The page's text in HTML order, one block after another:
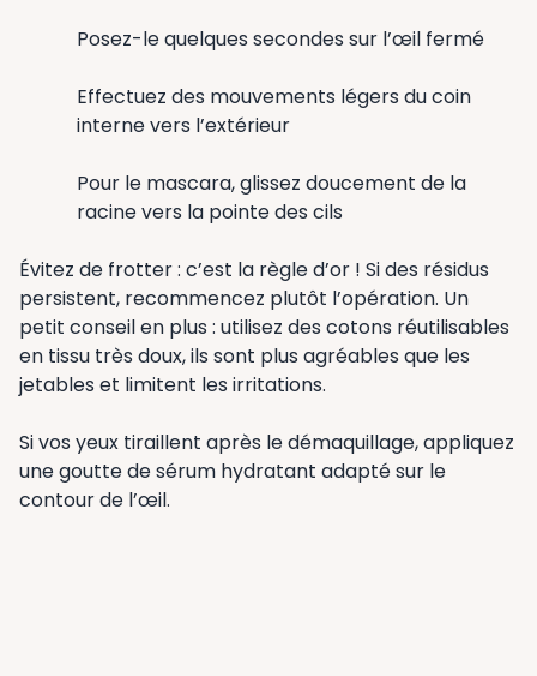
Posez-le quelques secondes sur l’œil fermé
Effectuez des mouvements légers du coin
interne vers l’extérieur
Pour le mascara, glissez doucement de la
racine vers la pointe des cils
Évitez de frotter : c’est la règle d’or ! Si des résidus
persistent, recommencez plutôt l’opération. Un
petit conseil en plus : utilisez des cotons réutilisables
en tissu très doux, ils sont plus agréables que les
jetables et limitent les irritations.
Si vos yeux tiraillent après le démaquillage, appliquez
une goutte de sérum hydratant adapté sur le
contour de l’œil.